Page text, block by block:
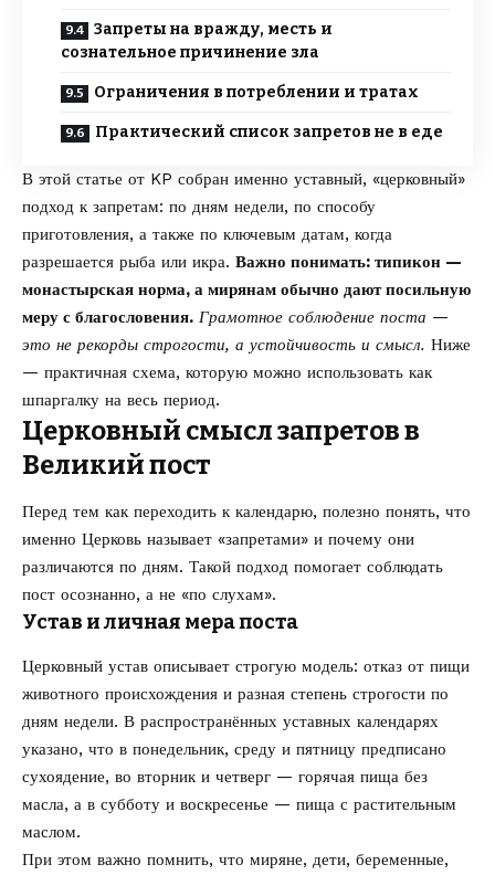
Запреты на вражду, месть и
сознательное причинение зла
Ограничения в потреблении и тратах
Практический список запретов не в еде
В этой статье от KP собран именно уставный, «церковный»
подход к запретам: по дням недели, по способу
приготовления, а также по ключевым датам, когда
разрешается рыба или икра. Важно понимать: типикон —
монастырская норма, а мирянам обычно дают посильную
меру с благословения. Грамотное соблюдение поста —
это не рекорды строгости, а устойчивость и смысл. Ниже
— практичная схема, которую можно использовать как
шпаргалку на весь период.
Церковный смысл запретов в
Великий пост
Перед тем как переходить к календарю, полезно понять, что
именно Церковь называет «запретами» и почему они
различаются по дням. Такой подход помогает соблюдать
пост осознанно, а не «по слухам».
Устав и личная мера поста
Церковный устав описывает строгую модель: отказ от пищи
животного происхождения и разная степень строгости по
дням недели. В распространённых уставных календарях
указано, что в понедельник, среду и пятницу предписано
сухоядение, во вторник и четверг — горячая пища без
масла, а в субботу и воскресенье — пища с растительным
маслом.
При этом важно помнить, что миряне, дети, беременные,